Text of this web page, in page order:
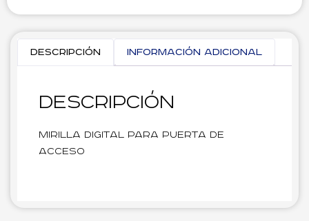
Descripción Información adicional
Descripción
Mirilla digital para puerta de
acceso